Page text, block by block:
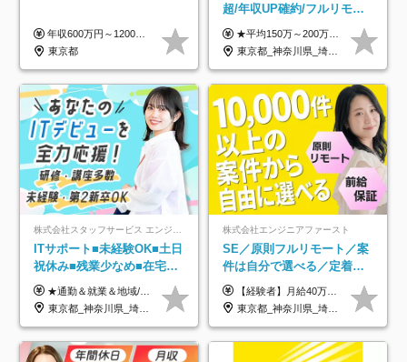
年収600万円～1200万円 ※上記年収は、想定年収です。住居費補助、子手当などの各種手当を含む金額です。 ※経験・能力等を考慮の上、当社規定により決定します。
東京都
超/年収UP確約/フルリモ
OK/年休130日/平均残業7h/
約2万件の案件から選択
★平均150万～200万円年収UPを実現！ ★前職給与を100％保証！ ★案件内容の開示・明確な評価体制あり ⇒クライアント評価で即昇給を実現したケースも◎ ★年12回（毎月昇給チャンスあり） ■月給35万円～103万円 ※経験・能力・前職給与を考慮し、決定 ※上記給与には月30時間分(6万6500円以上)の固定残業代が含まれます。超過分は手当として別途支給します ※試用期間3ヶ月あり(期間中の給与・待遇面に差異はありません) ▼収入アップの実例をご紹介 ───────────── ★働き方改革をした30代男性（PG） 子どもが生まれたばかりなのに、忙しい現場で残業も月50～60時間が当たり前。 ⇒残業ほぼゼロ＆週3リモートの働き方に！しかも給与もアップ！ ★収入アップした30代男性（PM） 子供が3人いて家計も苦しく、残業代で稼ぐ日々… ⇒残業をたくさんしていた年収額より、100万円以上アップしました！
東京都_神奈川県_埼玉県_千葉県_大阪府_愛知県_北海道_青森県_岩手県_宮城県_秋田県_山形県_福島県_茨城県_栃木県_群馬県_新潟県_山梨県_長野県_富山県_石川県_福井県_静岡県_岐阜県_三重県_兵庫県_京都府_滋賀県_奈良県_和歌山県_広島県_岡山県_鳥取県_島根県_山口県_徳島県_香川県_愛媛県_高知県_福岡県_熊本県_佐賀県_長崎県_大分県_宮崎県_鹿児島県_沖縄県
ITサポート■未経験OK■土日
祝休み■残業少なめ■在宅実
績あり■約900種類のスキル
アップ講座あり■全国募集
★通勤＆就業＆地域/住宅＆役職手当あり ★残業代は全額支給 ★選べる給与制度あり！ ■東京・神奈川・千葉・埼玉勤務の場合 月給24.5万円～55万円＋諸手当 （残業代は全額支給） (20,000円の地域/住宅手当込み) ■愛知・京都・大阪・兵庫勤務の場合 月給24万円以上＋諸手当 （残業代は全額支給） (15,000円の地域/住宅手当込み) ■茨城・栃木・群馬・静岡・三重・滋賀・広島・福岡勤務の場合 月給23.5万円以上＋諸手当 （残業代は全額支給） (10,000円の地域/住宅手当込み) ■北海道・宮城・山梨・長野・岐阜・奈良・和歌山・岡山勤務の場合 月給23万円以上＋諸手当 （残業代は全額支給） (5,000円の地域/住宅手当込み) ■その他のエリア勤務の場合 月給22.5万円以上＋諸手当 （残業代は全額支給） ※経験や能力を考慮し、当社規定により優遇します 【昇給：年一回実施】 【選べる給与制度】 ★収入を重視する方に… 「変動型人事制度」の選択も可能（派遣先からの評価に応じて収入アップ！） ※年2回のタイミングで希望者と面談の上決定します。
東京都_神奈川県_埼玉県_千葉県_大阪府_愛知県_北海道_岩手県_宮城県_山形県_福島県_茨城県_栃木県_群馬県_山梨県_長野県_富山県_石川県_静岡県_岐阜県_三重県_兵庫県_京都府_滋賀県_奈良県_広島県_岡山県_山口県_愛媛県_福岡県_熊本県_長崎県
株式会社エンジニアファースト
SE／原則フルリモート／案
件は自分で選べる／定着率
93%／20～30代活躍中！
【経験者】月給40万円～120万円(固定残業代含む)+各種手当 ★前職給与の総収入額を100％保証｜還元率84％〜100％ ★20代の平均年収570万円 ※月給には、みなし残業手当(月30時間／5万8000円以上)を含みます 超過分は別途追加支給 ※固定残業代は、時間外労働の有無に関わらず30時間分を、月5万8000円~15万7000円支給 ※上記を超える時間外労働分は追加で支給 【未経験者】月給21万円以上＋各種手当 固定残業なし(残業代発生分全額支給) ※6ヶ月の試用期間あり（※条件に変動なし） ▼単価連動性×還元率は84％～100％で収入の大幅UPが可能！ ・案件単価が月50万円の場合：年収417万円 ・案件単価が月70万円の場合：年収584万円 ・案件単価が月100万円の場合：年収834万円 ＜モデル年収＞ ▼400万円～500万円(入社初年度) ▼542万円～626万円(入社2年) ▼667万円～700万円(入社3年） ▼709万円～801万円(入社5年）
東京都_神奈川県_埼玉県_千葉県_大阪府_愛知県_北海道_青森県_岩手県_宮城県_秋田県_山形県_福島県_茨城県_栃木県_群馬県_新潟県_山梨県_長野県_富山県_石川県_福井県_静岡県_岐阜県_三重県_兵庫県_京都府_滋賀県_奈良県_和歌山県_広島県_岡山県_鳥取県_島根県_山口県_徳島県_香川県_愛媛県_高知県_福岡県_熊本県_佐賀県_長崎県_大分県_宮崎県_鹿児島県_沖縄県